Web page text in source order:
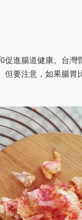
促進腸道健康。台灣
要注意，如果腸胃